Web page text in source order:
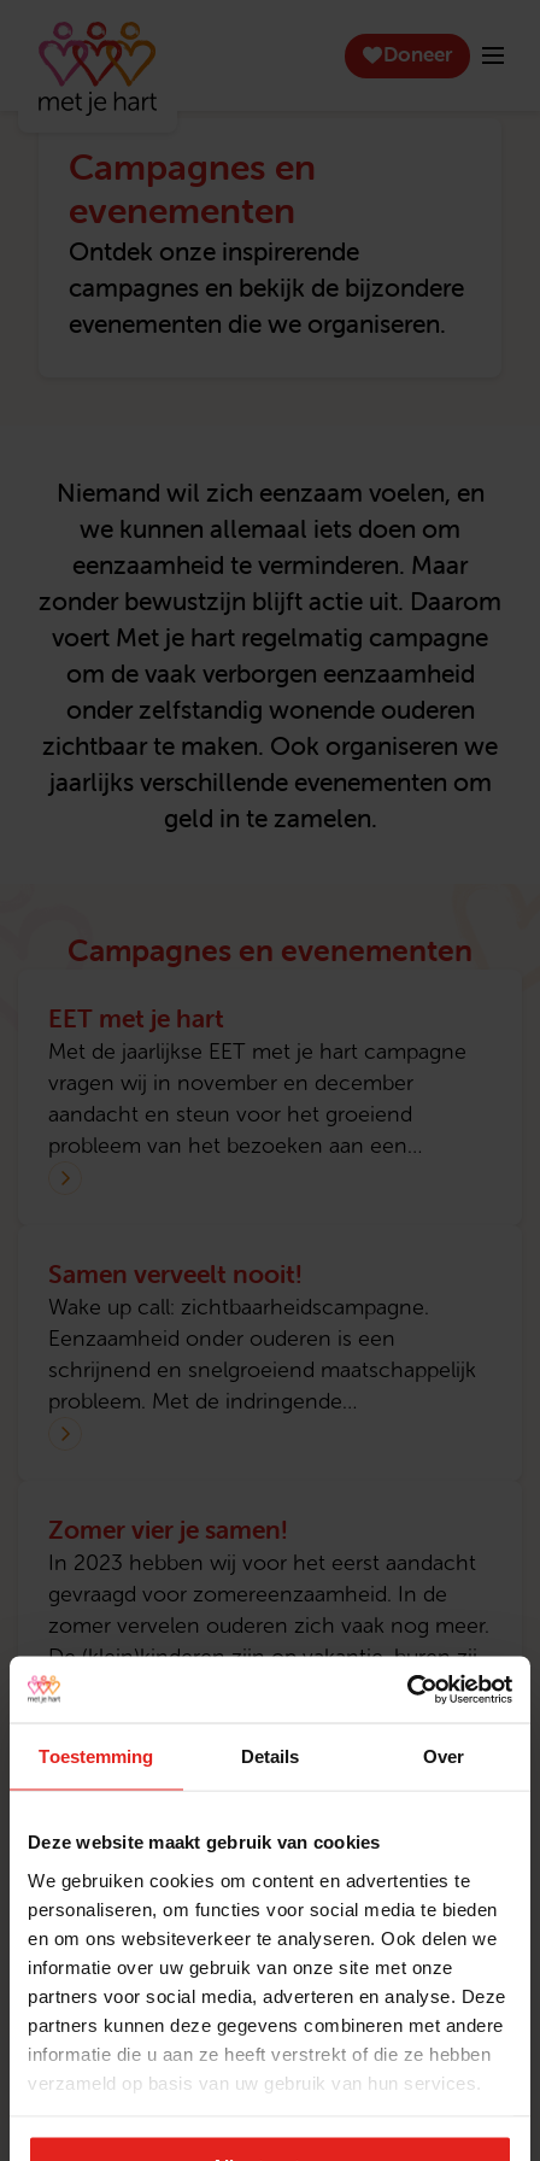
Toestemming Details Over
Deze website maakt gebruik van cookies
We gebruiken cookies om content en advertenties te
personaliseren, om functies voor social media te bieden
en om ons websiteverkeer te analyseren. Ook delen we
informatie over uw gebruik van onze site met onze
partners voor social media, adverteren en analyse. Deze
partners kunnen deze gegevens combineren met andere
informatie die u aan ze heeft verstrekt of die ze hebben
verzameld op basis van uw gebruik van hun services.
Doneer
Campagnes en
evenementen
Ontdek onze inspirerende
campagnes en bekijk de bijzondere
evenementen die we organiseren.
Niemand wil zich eenzaam voelen, en
we kunnen allemaal iets doen om
eenzaamheid te verminderen. Maar
zonder bewustzijn blijft actie uit. Daarom
voert Met je hart regelmatig campagne
om de vaak verborgen eenzaamheid
onder zelfstandig wonende ouderen
zichtbaar te maken. Ook organiseren we
jaarlijks verschillende evenementen om
geld in te zamelen.
Campagnes en evenementen
EET met je hart
Met de jaarlijkse EET met je hart campagne
vragen wij in november en december
aandacht en steun voor het groeiend
probleem van het bezoeken aan een
supermarkt die grenst aan het buitenste van
Samen verveelt nooit!
Wake up call: zichtbaarheidscampagne.
Eenzaamheid onder ouderen is een
schrijnend en snelgroeiend maatschappelijk
probleem. Met de indringende
merkcampagne ‘Ik verveel me dood’ roept
zelfstandig wonende ouderen. In de tweede
fase van de campagne ligt de nadruk op de
oplossing; “Samen verveelt nooit’
Zomer vier je samen!
In 2023 hebben wij voor het eerst aandacht
gevraagd voor zomereenzaamheid. In de
zomer vervelen ouderen zich vaak nog meer.
De (klein)kinderen zijn op vakantie, buren zijn
weg en clubjes hebben zomerstop. In de
Digicollect
tegen Eenzaamheid een digitale Met je hart
collecte. Iedereen, die zich verbonden voelt
met de stichting kan collectant worden. Zo
help je mee impact te maken op het leven
van eenzamen ouderen. Elk jaar geven we de
digitale collecteweek een ander tintje. Dit jaar
was het thema ‘Help jij een handje?’. Hiermee
als collectant of een donatie te doen.
WANDEL met je hart
Met pijn in de voeten, maar een groot hart
wandelevent van Met je hart. Elk jaar in mei